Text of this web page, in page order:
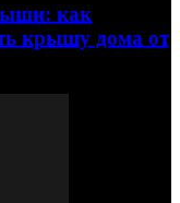
как
крышу дома от